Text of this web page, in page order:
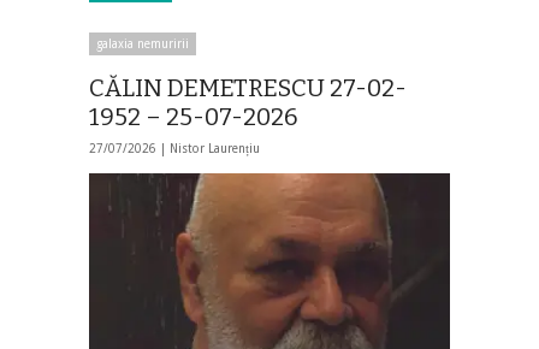
galaxia nemuririi
CĂLIN DEMETRESCU 27-02-
1952 – 25-07-2026
27/07/2026 | Nistor Laurențiu